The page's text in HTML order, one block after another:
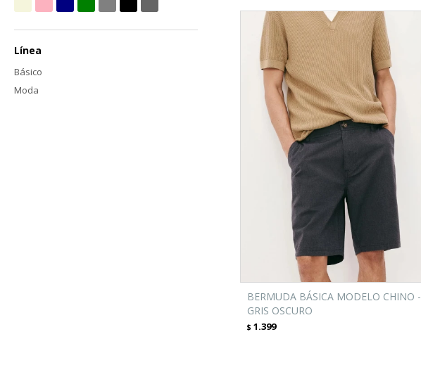
BERMUDA BÁSICA MODELO CHINO -
GRIS OSCURO
$ 1.399
Línea
Básico
Moda